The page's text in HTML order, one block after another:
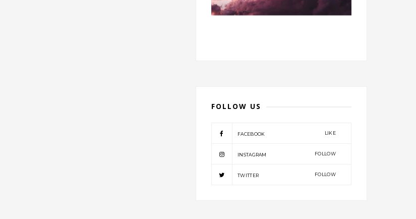
FOLLOW US
FACEBOOK LIKE
INSTAGRAM FOLLOW
TWITTER FOLLOW